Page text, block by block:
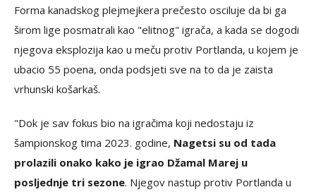
Forma kanadskog plejmejkera prečesto osciluje da bi ga
širom lige posmatrali kao "elitnog" igrača, a kada se dogodi
njegova eksplozija kao u meču protiv Portlanda, u kojem je
ubacio 55 poena, onda podsjeti sve na to da je zaista
vrhunski košarkaš.
"Dok je sav fokus bio na igračima koji nedostaju iz
šampionskog tima 2023. godine, Nagetsi su od tada
prolazili onako kako je igrao Džamal Marej u
posljednje tri sezone. Njegov nastup protiv Portlanda u